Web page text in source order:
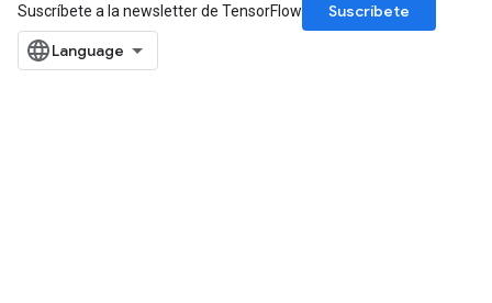
Suscríbete a la newsletter de TensorFlow
Suscríbete